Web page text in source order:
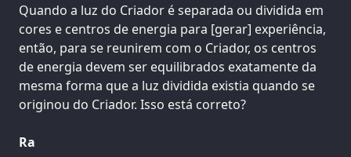
Quando a luz do Criador é separada ou dividida em
cores e centros de energia para [gerar] experiência,
então, para se reunirem com o Criador, os centros
de energia devem ser equilibrados exatamente da
mesma forma que a luz dividida existia quando se
originou do Criador. Isso está correto?
Ra